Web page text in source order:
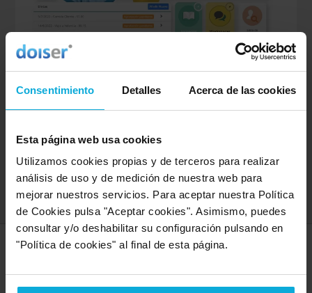
Consentimiento Detalles Acerca de las cookies
Esta página web usa cookies
Utilizamos cookies propias y de terceros para realizar
análisis de uso y de medición de nuestra web para
mejorar nuestros servicios. Para aceptar nuestra Política
de Cookies pulsa "Aceptar cookies". Asimismo, puedes
consultar y/o deshabilitar su configuración pulsando en
"Política de cookies" al final de esta página.
Software de gestión de RRHH
De pago por uso y en la nube. ¡Descubre la solución
demo gratis
Ver oferta
SERVICIOS MÁS DEMANDADOS
En Doiser encontrarás todo lo que necesites